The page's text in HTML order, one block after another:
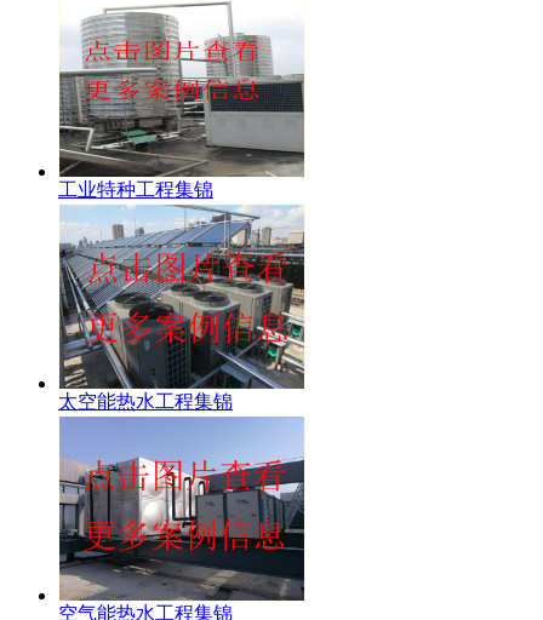
工业特种工程集锦
太空能热水工程集锦
空气能热水工程集锦